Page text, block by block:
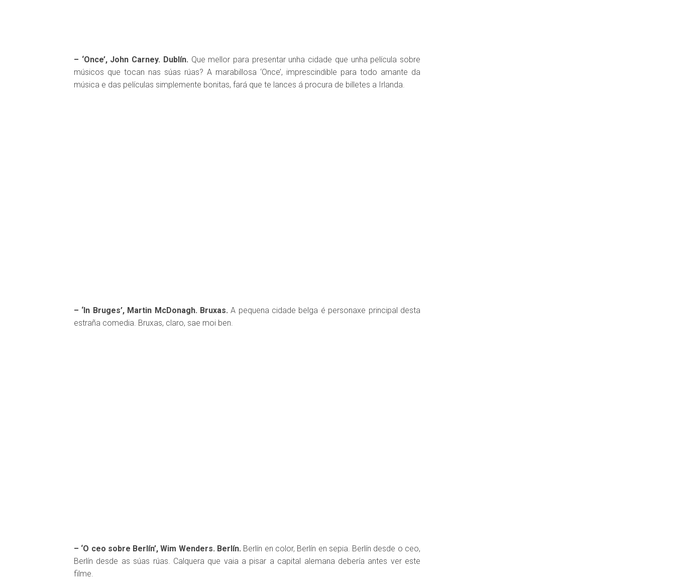
– ‘Once’, John Carney. Dublín. Que mellor para presentar unha cidade que unha película sobre
músicos que tocan nas súas rúas? A marabillosa ‘Once’, imprescindible para todo amante da
música e das películas simplemente bonitas, fará que te lances á procura de billetes a Irlanda.
– ‘In Bruges’, Martin McDonagh. Bruxas. A pequena cidade belga é personaxe principal desta
estraña comedia. Bruxas, claro, sae moi ben.
– ‘O ceo sobre Berlín’, Wim Wenders. Berlín. Berlín en color, Berlín en sepia. Berlín desde o ceo,
Berlín desde as súas rúas. Calquera que vaia a pisar a capital alemana debería antes ver este
filme.